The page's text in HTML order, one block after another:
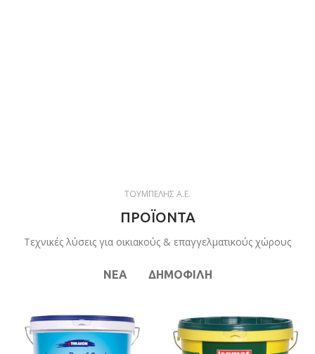
ΤΟΥΜΠΕΛΗΣ Α.Ε.
ΠΡΟΪΟΝΤΑ
Τεχνικές λύσεις για οικιακούς & επαγγελματικούς χώρους
NEA ΔΗΜΟΦΙΛΗ